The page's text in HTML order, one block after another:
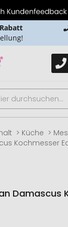
Küche
Kochmesser
Damascus